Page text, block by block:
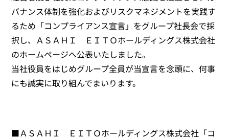
バナンス体制を強化およびリスクマネジメントを実践す
るため「コンプライアンス宣言」をグループ社長会で採
択し、ＡＳＡＨＩ ＥＩＴＯホールディングス株式会社
のホームページへ公表いたしました。
当社役員をはじめグループ全員が当宣言を念頭に、何事
にも誠実に取り組んでまいります。
■ＡＳＡＨＩ ＥＩＴＯホールディングス株式会社「コ